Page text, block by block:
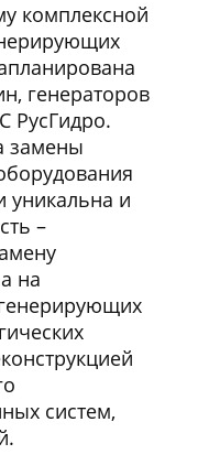
комплексной
генераторов
РусГидро.
замены
уникальна и
–
на
систем,